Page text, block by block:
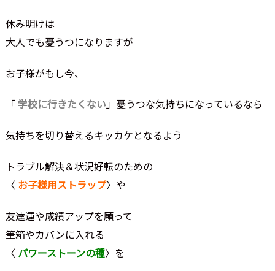
休み明けは
大人でも憂うつになりますが
お子様がもし今、
「 学校に行きたくない」憂うつな気持ちになっているなら
気持ちを切り替えるキッカケとなるよう
トラブル解決＆状況好転のための
〈 お子様用ストラップ〉や
友達運や成績アップを願って
筆箱やカバンに入れる
〈 パワーストーンの種〉を